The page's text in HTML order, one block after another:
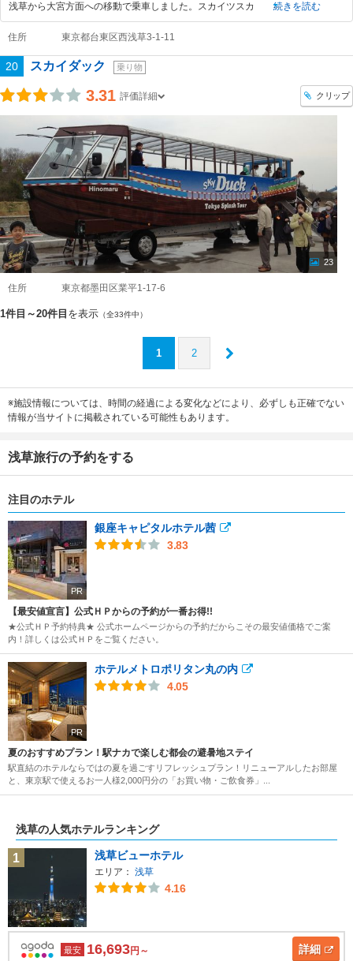
浅草から大宮方面への移動で乗車しました。スカイツスカ
続きを読む
住所 東京都台東区西浅草3-1-11
20 スカイダック 乗り物
3.31 評価詳細 クリップ
23
住所 東京都墨田区業平1-17-6
1件目～20件目 を表示 （全33件中）
1 2
※施設情報については、時間の経過による変化などにより、必ずしも正確でない
情報が当サイトに掲載されている可能性もあります。
浅草旅行の予約をする
注目のホテル
PR
銀座キャピタルホテル茜
3.83
【最安値宣言】公式ＨＰからの予約が一番お得!!
★公式ＨＰ予約特典★ 公式ホームページからの予約だからこその最安値価格でご案
内！詳しくは公式ＨＰをご覧ください。
PR
ホテルメトロポリタン丸の内
4.05
夏のおすすめプラン！駅ナカで楽しむ都会の避暑地ステイ
駅直結のホテルならではの夏を過ごすリフレッシュプラン！リニューアルしたお部屋
と、東京駅で使えるお一人様2,000円分の「お買い物・ご飲食券」...
浅草の人気ホテルランキング
1 浅草ビューホテル
エリア： 浅草
4.16
最安 16,693円～ 詳細